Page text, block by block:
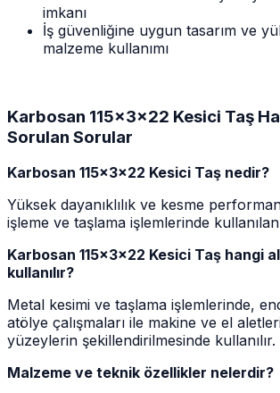
imkanı
İş güvenliğine uygun tasarım ve
malzeme kullanımı
Karbosan 115x3x22 Kesici Taş
Sorulan Sorular
Karbosan 115x3x22 Kesici Taş nedir?
Yüksek dayanıklılık ve kesme
işleme ve taşlama işlemlerinde
Karbosan 115x3x22 Kesici Taş hangi
kullanılır?
Metal kesimi ve taşlama işlemlerinde,
atölye çalışmaları ile makine ve el
yüzeylerin şekillendirilmesinde kullanılır.
Malzeme ve teknik özellikler nelerdir?